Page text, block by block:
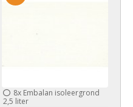
8xEmbalan isoleergrond
2,5 liter